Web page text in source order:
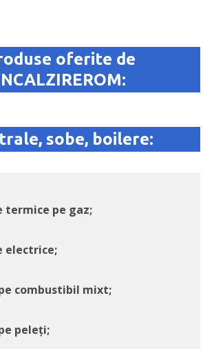
oferite de
sobe, boilere:
termice pe gaz;
electrice;
combustibil mixt;
peleți;